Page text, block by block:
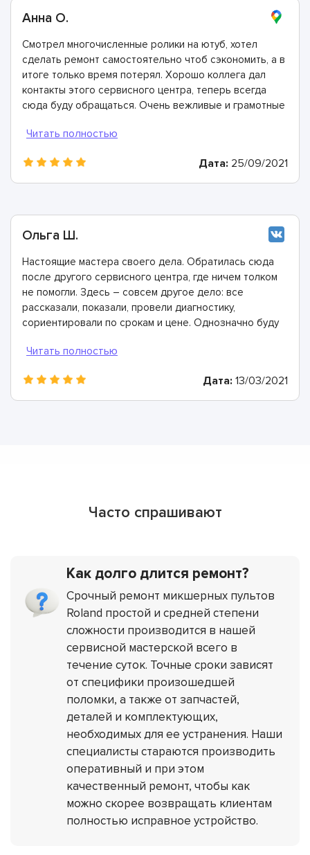
Анна О.
Смотрел многочисленные ролики на ютуб, хотел
сделать ремонт самостоятельно чтоб сэкономить, а в
итоге только время потерял. Хорошо коллега дал
контакты этого сервисного центра, теперь всегда
сюда буду обращаться. Очень вежливые и грамотные
гарантию.
Дата: 25/09/2021
Ольга Ш.
Настоящие мастера своего дела. Обратилась сюда
после другого сервисного центра, где ничем толком
не помогли. Здесь – совсем другое дело: все
рассказали, показали, провели диагностику,
сориентировали по срокам и цене. Однозначно буду
Дата: 13/03/2021
Часто спрашивают
Как долго длится ремонт?
Срочный ремонт микшерных пультов
Roland простой и средней степени
сложности производится в нашей
сервисной мастерской всего в
течение суток. Точные сроки зависят
от специфики произошедшей
поломки, а также от запчастей,
деталей и комплектующих,
необходимых для ее устранения. Наши
специалисты стараются производить
оперативный и при этом
качественный ремонт, чтобы как
можно скорее возвращать клиентам
полностью исправное устройство.